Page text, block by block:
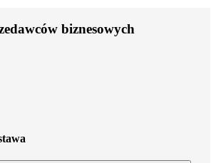
biznesowych